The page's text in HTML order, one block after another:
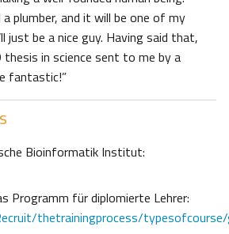
a plumber, and it will be one of my
just be a nice guy. Having said that,
in science sent to me by a
fantastic!”
Bioinformatik Institut:
Programm für diplomierte Lehrer:
thetrainingprocess/